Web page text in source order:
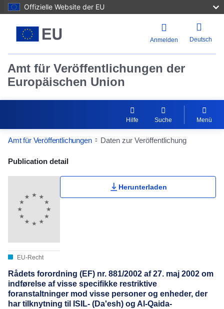
Offizielle Website der EU
Anmelden Deutsch
Amt für Veröffentlichungen der
Europäischen Union
Hilfe Suche Menü
Amt für Veröffentlichungen Daten zur Veröffentlichung
Publication Detail Actions Portlet
Publication detail
EU-Recht
Herunterladen
Rådets forordning (EF) nr. 881/2002 af 27. maj 2002 om
indførelse af visse specifikke restriktive
foranstaltninger mod visse personer og enheder, der
har tilknytning til ISIL- (Da'esh) og Al-Qaida-